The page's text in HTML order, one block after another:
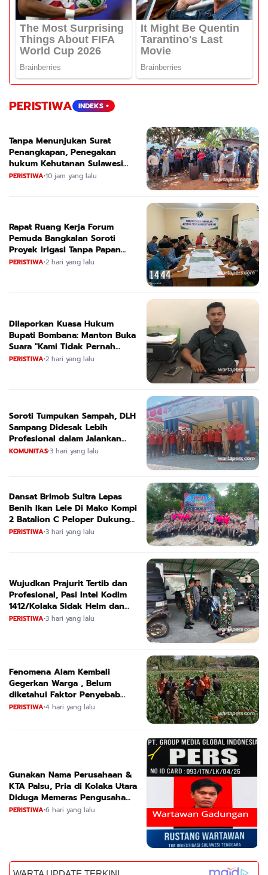
PERISTIWA INDEKS +
Tanpa Menunjukan Surat
Penangkapan, Penegakan
hukum Kehutanan Sulawesi
Selatan Culik Petani Ladah Di
PERISTIWA•10 jam yang lalu
Rapat Ruang Kerja Forum
Pemuda Bangkalan Soroti
Proyek Irigasi Tanpa Papan
Nama
PERISTIWA•2 hari yang lalu
Dilaporkan Kuasa Hukum
Bupati Bombana: Manton Buka
Suara "Kami Tidak Pernah
Menutup Ruang Hak Jawab"
PERISTIWA•2 hari yang lalu
Soroti Tumpukan Sampah, DLH
Sampang Didesak Lebih
Profesional dalam Jalankan
Tugas
KOMUNITAS•3 hari yang lalu
Dansat Brimob Sultra Lepas
Benih Ikan Lele Di Mako Kompi
2 Batalion C Peloper Dukung
ketahanan Pangan Nasional
PERISTIWA•3 hari yang lalu
Wujudkan Prajurit Tertib dan
Profesional, Pasi Intel Kodim
1412/Kolaka Sidak Helm dan
Kendaraan
PERISTIWA•3 hari yang lalu
Fenomena Alam Kembali
Gegerkan Warga , Belum
diketahui Faktor Penyebab
Suara
PERISTIWA•4 hari yang lalu
Gunakan Nama Perusahaan &
KTA Palsu, Pria di Kolaka Utara
Diduga Memeras Pengusaha
Tambang dan Minyak
PERISTIWA•6 hari yang lalu